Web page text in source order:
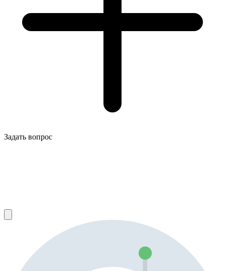
Задать вопрос